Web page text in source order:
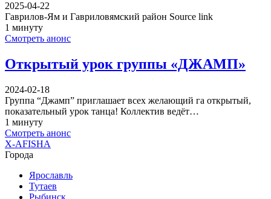
2025-04-22
Гаврилов-Ям и Гавриловямский район Source link
1 минуту
Смотреть анонс
Открытый урок группы «ДЖАМП»
2024-02-18
Группа “Джамп” приглашает всех желающий га открытый,
показательный урок танца! Коллектив ведёт…
1 минуту
Смотреть анонс
X-AFISHA
Города
Ярославль
Тутаев